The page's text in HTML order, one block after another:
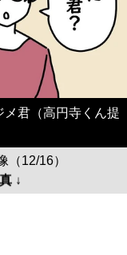
君（高円寺くん提
（12/16）
↓